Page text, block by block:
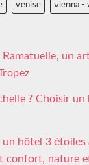
venise vienna -
Ramatuelle, un
? Choisir
un hôtel 3 étoiles
confort, nature